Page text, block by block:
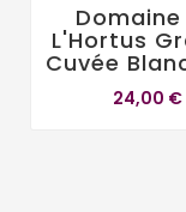
Domaine
L'Hortus
Cuvée
24,00 €